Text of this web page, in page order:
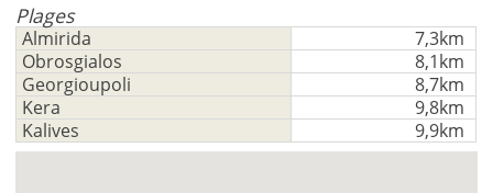
Plages
Almirida
7,3km
Obrosgialos
8,1km
Georgioupoli
8,7km
Kera
9,8km
Kalives
9,9km
EUR €
USD - $
GBP - £
Ελληνικά
Français
Deutsch
vous
plait
S'
inscrire
pour
utiliser